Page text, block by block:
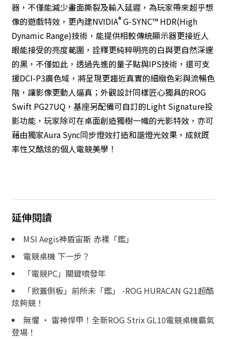
器，不僅能減少畫面撕裂及輸入延遲，為玩家帶來超乎想
像的遊戲特效，更內建NVIDIA®G-SYNC™ HDR(High
Dynamic Range)技術，能提供相較傳統顯示器更接近人
眼能接受的亮度範圍，詮釋更純粹明亮的白與更自然深邃
的黑，不僅如此，透過先進的量子點與IPS技術，還可支
援DCI-P3廣色域，將呈現更趨近真實的細緻色彩與流暢色
階，讓影像更動人逼真；外觀設計同樣匠心獨具的ROG
Swift PG27UQ，基座另配備可自訂的Light Signature投
影功能，玩家除可在桌面創造獨樹一幟的光影特效，亦可
藉由獨家Aura Sync同步燈效打造和諧燈光效果，成就既
率性又酷炫的個人電競美學！
延伸閱讀
MSI Aegis神盾宙斯 赤裸「鑑」
電競桌機 下一步？
「電競PC」關鍵噴發年
「掀蓋側板」前所未「鑑」 -ROG HURACAN G21超酷
炫夠競！
無懼 ‧ 雷神悍甲！全新ROG Strix GL10電競桌機霸氣
登場！